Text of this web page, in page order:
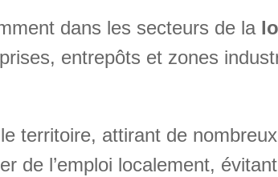
dans les secteurs de la
entrepôts et zones
territoire, attirant de
de l’emploi localement,